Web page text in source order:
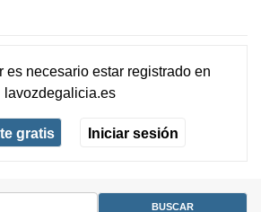
es necesario estar registradoen
lavozdegalicia.es
gratis Iniciar sesión